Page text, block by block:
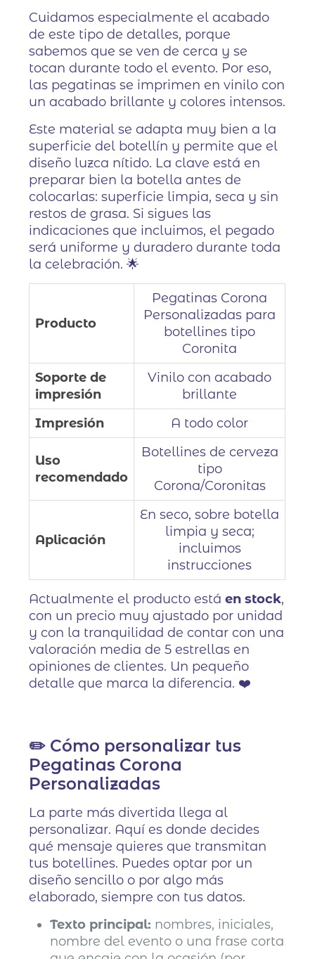
Cuidamos especialmente el acabado
de este tipo de detalles, porque
sabemos que se ven de cerca y se
tocan durante todo el evento. Por eso,
las pegatinas se imprimen en vinilo con
un acabado brillante y colores intensos.
Este material se adapta muy bien a la
superficie del botellín y permite que el
diseño luzca nítido. La clave está en
preparar bien la botella antes de
colocarlas: superficie limpia, seca y sin
restos de grasa. Si sigues las
indicaciones que incluimos, el pegado
será uniforme y duradero durante toda
la celebración. 🌟
Producto
Pegatinas Corona
Personalizadas para
botellines tipo
Coronita
Soporte de
impresión
Vinilo con acabado
brillante
Impresión
A todo color
Uso
recomendado
Botellines de cerveza
tipo
Corona/Coronitas
Aplicación
En seco, sobre botella
limpia y seca;
incluimos
instrucciones
Actualmente el producto estáen stock,
con un precio muy ajustado por unidad
y con la tranquilidad de contar con una
valoración media de 5 estrellas en
opiniones de clientes. Un pequeño
detalle que marca la diferencia. ❤️
✏️ Cómo personalizar tus
Pegatinas Corona
Personalizadas
La parte más divertida llega al
personalizar. Aquí es donde decides
qué mensaje quieres que transmitan
tus botellines. Puedes optar por un
diseño sencillo o por algo más
elaborado, siempre con tus datos.
Texto principal: nombres, iniciales,
nombre del evento o una frase corta